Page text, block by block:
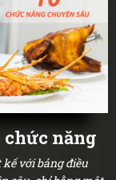
năng
với bảng điều